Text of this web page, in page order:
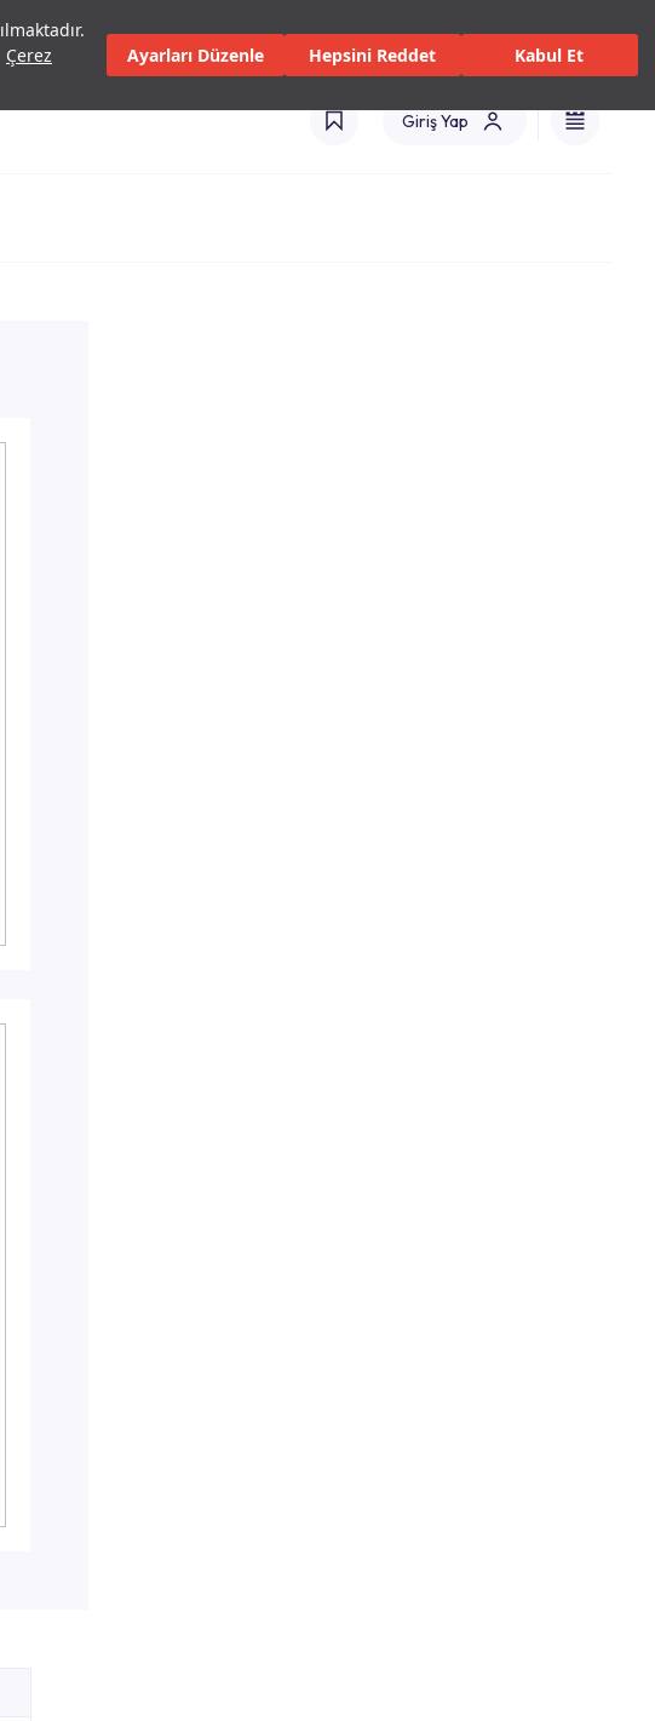
Çerez
Ayarları Düzenle Hepsini Reddet Kabul Et
İlişkileriYetkili Servisler ve HizmetlerMağazalarKataloglar Türkiye(TR)
Giriş Yap